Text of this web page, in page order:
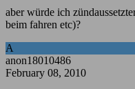
aber würde ich
beim fahren etc)?
A
anon18010486
February 08, 2010